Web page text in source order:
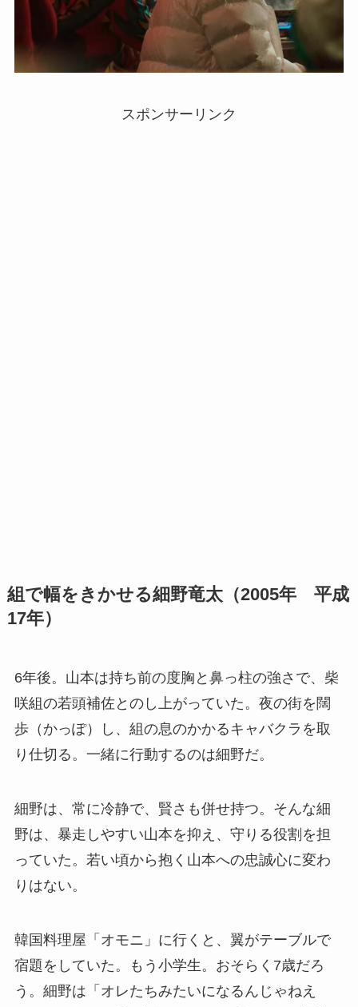
スポンサーリンク
組で幅をきかせる細野竜太（2005年 平成
17年）
6年後。山本は持ち前の度胸と鼻っ柱の強さで、柴
咲組の若頭補佐とのし上がっていた。夜の街を闊
歩（かっぽ）し、組の息のかかるキャバクラを取
り仕切る。一緒に行動するのは細野だ。
細野は、常に冷静で、賢さも併せ持つ。そんな細
野は、暴走しやすい山本を抑え、守りる役割を担
っていた。若い頃から抱く山本への忠誠心に変わ
りはない。
韓国料理屋「オモニ」に行くと、翼がテーブルで
宿題をしていた。もう小学生。おそらく7歳だろ
う。細野は「オレたちみたいになるんじゃねえ